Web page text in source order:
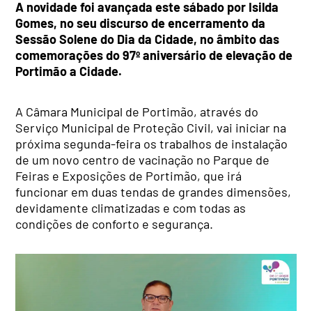
A novidade foi avançada este sábado por Isilda
Gomes, no seu discurso de encerramento da
Sessão Solene do Dia da Cidade, no âmbito das
comemorações do 97º aniversário de elevação de
Portimão a Cidade.
A Câmara Municipal de Portimão, através do
Serviço Municipal de Proteção Civil, vai iniciar na
próxima segunda-feira os trabalhos de instalação
de um novo centro de vacinação no Parque de
Feiras e Exposições de Portimão, que irá
funcionar em duas tendas de grandes dimensões,
devidamente climatizadas e com todas as
condições de conforto e segurança.